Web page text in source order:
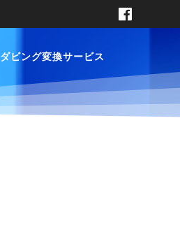
ダビング変換サービス